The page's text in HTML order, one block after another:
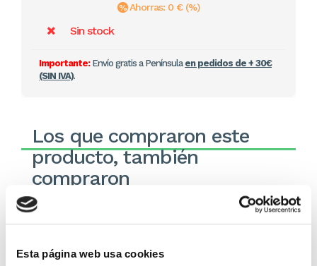
Esta página web usa cookies
Ahorras: 0 € (%)
Sin stock
Importante:Envío gratis a Península en pedidos de + 30€
(SIN IVA).
Los que compraron este
producto, también
compraron